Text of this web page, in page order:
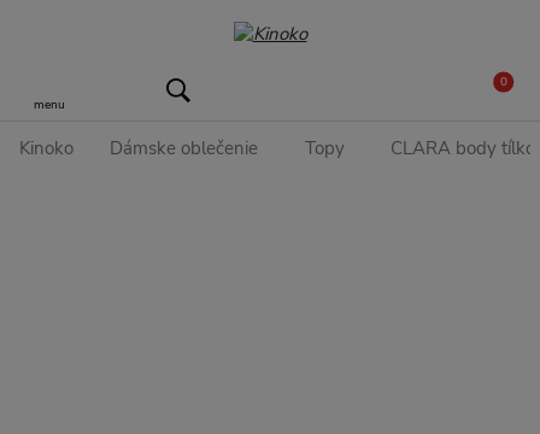
menu
0
Kinoko Dámske oblečenie Topy CLARA body